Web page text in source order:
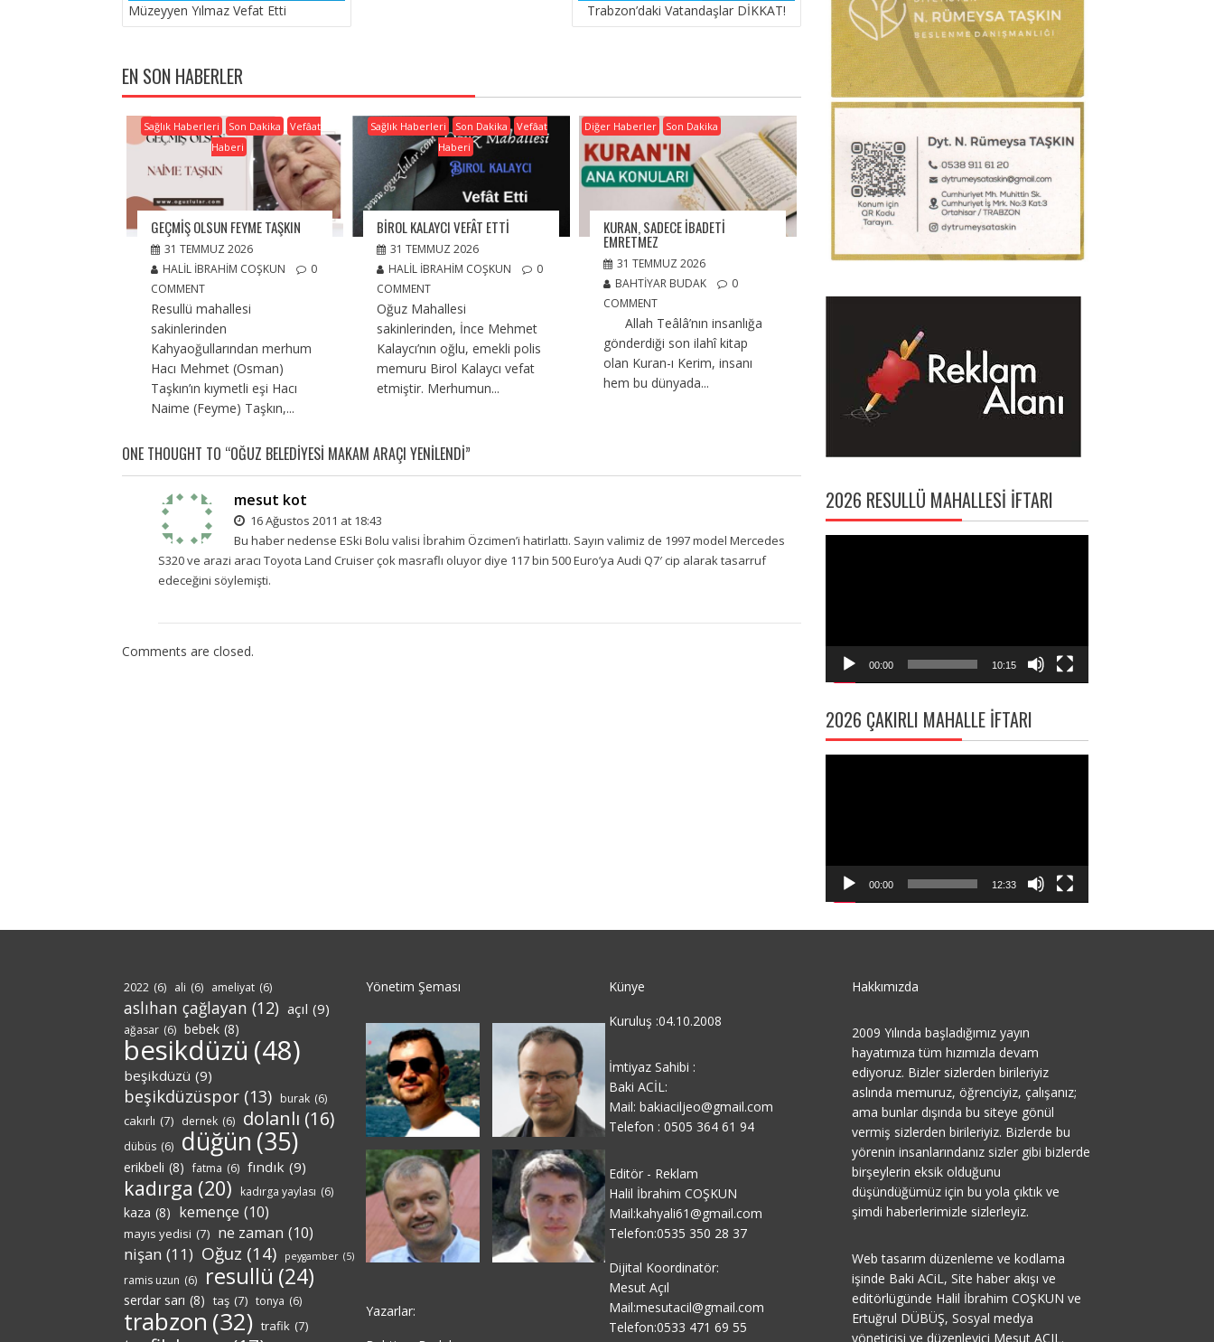
Müzeyyen Yılmaz Vefat Etti Trabzon’daki Vatandaşlar DİKKAT!
EN SON HABERLER
Sağlık Haberleri Son Dakika
Vefâat
Haberi
GEÇMIŞ OLSUN FEYME TAŞKIN
31 TEMMUZ 2026
HALIL İBRAHIM COŞKUN
0
COMMENT
Resullü mahallesi
sakinlerinden
Kahyaoğullarından merhum
Hacı Mehmet (Osman)
Taşkın’ın kıymetli eşi Hacı
Naime (Feyme) Taşkın,...
Sağlık Haberleri Son Dakika
Vefâat
Haberi
BIROL KALAYCI VEFÂT ETTI
31 TEMMUZ 2026
HALIL İBRAHIM COŞKUN
0
COMMENT
Oğuz Mahallesi
sakinlerinden, İnce Mehmet
Kalaycı’nın oğlu, emekli polis
memuru Birol Kalaycı vefat
etmiştir. Merhumun...
Diğer Haberler Son Dakika
KURAN, SADECE İBADETİ
EMRETMEZ
31 TEMMUZ 2026
BAHTIYAR BUDAK
0
COMMENT
Allah Teâlâ’nın insanlığa
gönderdiği son ilahî kitap
olan Kuran-ı Kerim, insanı
hem bu dünyada...
ONE THOUGHT TO “OĞUZ BELEDIYESI MAKAM ARAÇI YENILENDI”
mesut kot
16 Ağustos 2011 at 18:43
Bu haber nedense ESki Bolu valisi İbrahim Özcimen’i hatirlattı. Sayın valimiz de 1997 model Mercedes
S320 ve arazi aracı Toyota Land Cruiser çok masraflı oluyor diye 117 bin 500 Euro’ya Audi Q7′ cip alarak tasarruf
edeceğini söylemişti.
Comments are closed.
2026 RESULLÜ MAHALLESI İFTARI
00:00 10:15
2026 ÇAKIRLI MAHALLE İFTARI
00:00 12:33
2022 (6) ali (6) ameliyat (6)
aslıhan çağlayan (12) açıl (9)
ağasar (6) bebek (8)
besikdüzü (48)
beşikdüzü (9)
beşikdüzüspor (13) burak (6)
cakırlı (7) dernek (6) dolanlı (16)
dübüs (6) düğün (35)
erikbeli (8) fatma (6) fındık (9)
kadırga (20) kadırga yaylası (6)
kaza (8) kemençe (10)
mayıs yedisi (7) ne zaman (10)
nişan (11) Oğuz (14) peygamber (5)
ramis uzun (6) resullü (24)
serdar sarı (8) taş (7) tonya (6)
trabzon (32) trafik (7)
Yönetim Şeması
Yazarlar:
Künye
Kuruluş :04.10.2008
İmtiyaz Sahibi :
Baki ACİL:
Mail: bakiaciljeo@gmail.com
Telefon : 0505 364 61 94
Editör - Reklam
Halil İbrahim COŞKUN
Mail:kahyali61@gmail.com
Telefon:0535 350 28 37
Dijital Koordinatör:
Mesut Açıl
Mail:mesutacil@gmail.com
Telefon:0533 471 69 55
Hakkımızda
2009 Yılında başladığımız yayın
hayatımıza tüm hızımızla devam
ediyoruz. Bizler sizlerden birileriyiz
aslında memuruz, öğrenciyiz, çalışanız;
ama bunlar dışında bu siteye gönül
vermiş sizlerden birileriyiz. Bizlerde bu
yörenin insanlarındanız sizler gibi bizlerde
birşeylerin eksik olduğunu
düşündüğümüz için bu yola çıktık ve
şimdi haberlerimizle sizlerleyiz.
Web tasarım düzenleme ve kodlama
işinde Baki ACiL, Site haber akışı ve
editörlügünde Halil İbrahim COŞKUN ve
Ertuğrul DÜBÜŞ, Sosyal medya
yöneticisi ve düzenleyici Mesut AÇIL.